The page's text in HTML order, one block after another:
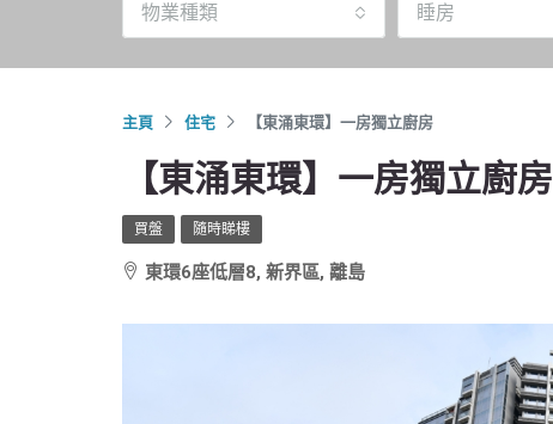
物業種類 睡房
主頁 住宅 【東涌東環】一房獨立廚房
【東涌東環】一房獨立廚房
買盤 隨時睇樓
東環6座低層8, 新界區, 離島